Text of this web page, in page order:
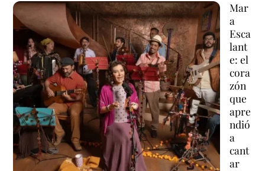
Mar
a
Esca
lant
e: el
cora
zón
que
apre
ndió
a
cant
ar